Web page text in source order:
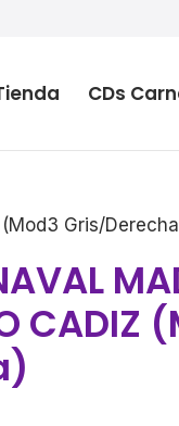
CDs
(Mod3 Gris/
CADIZ